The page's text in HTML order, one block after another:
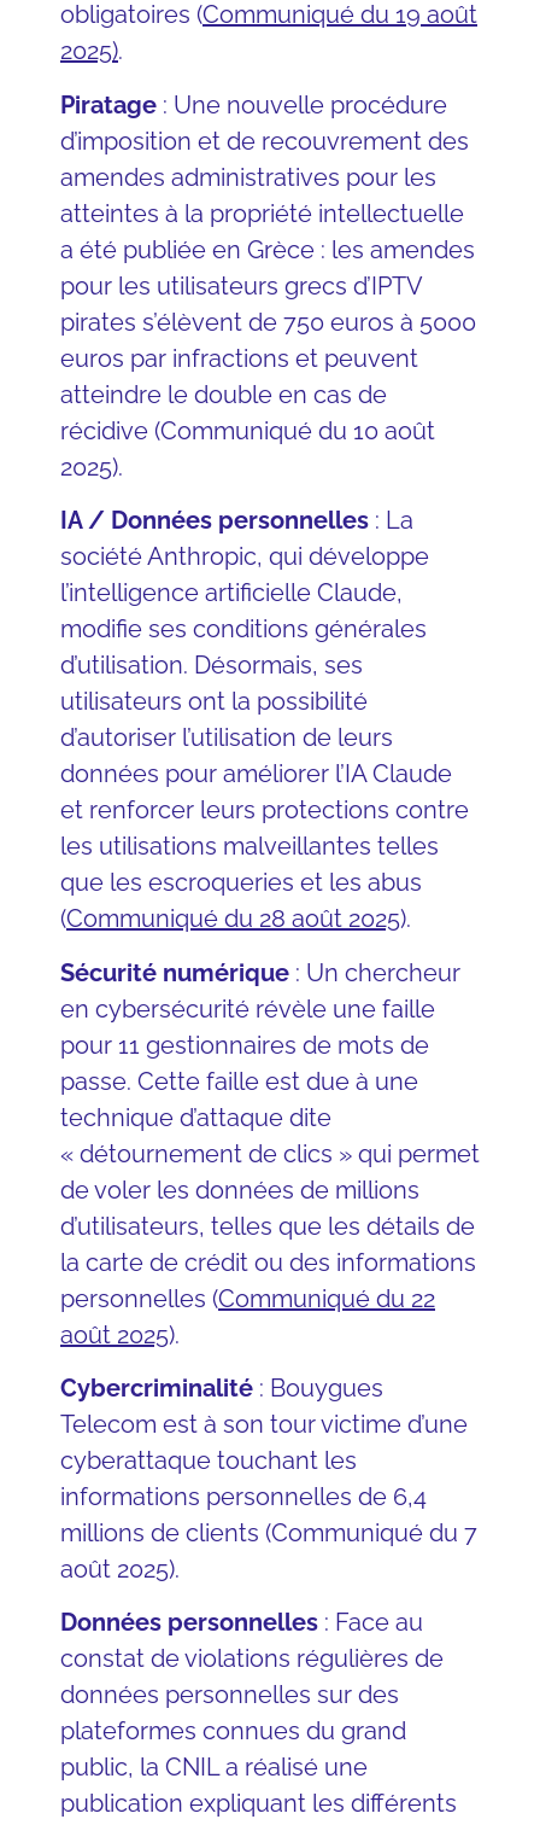
obligatoires (Communiqué du 19 août
2025).
Piratage : Une nouvelle procédure
d’imposition et de recouvrement des
amendes administratives pour les
atteintes à la propriété intellectuelle
a été publiée en Grèce : les amendes
pour les utilisateurs grecs d’IPTV
pirates s’élèvent de 750 euros à 5000
euros par infractions et peuvent
atteindre le double en cas de
récidive (Communiqué du 10 août
2025).
IA / Données personnelles : La
société Anthropic, qui développe
l’intelligence artificielle Claude,
modifie ses conditions générales
d’utilisation. Désormais, ses
utilisateurs ont la possibilité
d’autoriser l’utilisation de leurs
données pour améliorer l’IA Claude
et renforcer leurs protections contre
les utilisations malveillantes telles
que les escroqueries et les abus
(Communiqué du 28 août 2025).
Sécurité numérique : Un chercheur
en cybersécurité révèle une faille
pour 11 gestionnaires de mots de
passe. Cette faille est due à une
technique d’attaque dite
« détournement de clics » qui permet
de voler les données de millions
d’utilisateurs, telles que les détails de
la carte de crédit ou des informations
personnelles (Communiqué du 22
août 2025).
Cybercriminalité : Bouygues
Telecom est à son tour victime d’une
cyberattaque touchant les
informations personnelles de 6,4
millions de clients (Communiqué du 7
août 2025).
Données personnelles : Face au
constat de violations régulières de
données personnelles sur des
plateformes connues du grand
public, la CNIL a réalisé une
publication expliquant les différents